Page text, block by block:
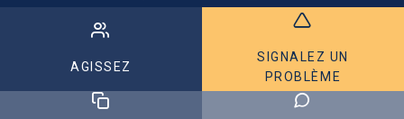
AGISSEZ
SIGNALEZ UN
PROBLÈME